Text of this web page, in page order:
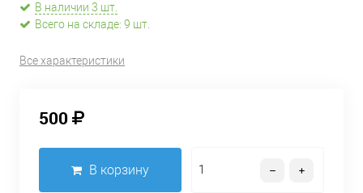
В наличии 3 шт.
Всего на складе: 9 шт.
Все характеристики
500
В корзину